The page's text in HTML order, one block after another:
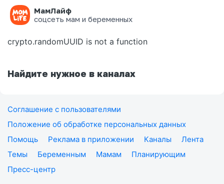
МамЛайф
соцсеть мам и беременных
Ошибка на странице
crypto.randomUUID is not a function
Найдите нужное в каналах
Соглашение с пользователями
Положение об обработке персональных данных
Помощь
Реклама в приложении Каналы
Лента
Темы
Беременным Мамам
Планирующим
Пресс-центр